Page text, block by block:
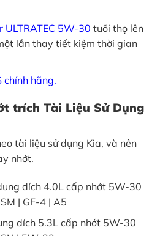
ULTRATEC 5W-30 tuổi thọ lên
lần thay tiết kiệm thời gian
chính hãng.
trích Tài Liệu Sử Dụng
tài liệu sử dụng Kia, và nên
nhớt.
dích 4.0L cấp nhớt 5W-30
| GF-4 | A5
dích 5.3L cấp nhớt 5W-30